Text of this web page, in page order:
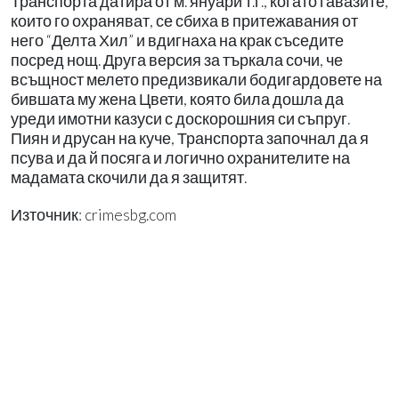
които го охраняват, се сбиха в притежавания от
него “Делта Хил” и вдигнаха на крак съседите
посред нощ. Друга версия за търкала сочи, че
всъщност мелето предизвикали бодигардовете на
бившата му жена Цвети, която била дошла да
уреди имотни казуси с доскорошния си съпруг.
Пиян и друсан на куче, Транспорта започнал да я
псува и да й посяга и логично охранителите на
мадамата скочили да я защитят.
Източник: crimesbg.com